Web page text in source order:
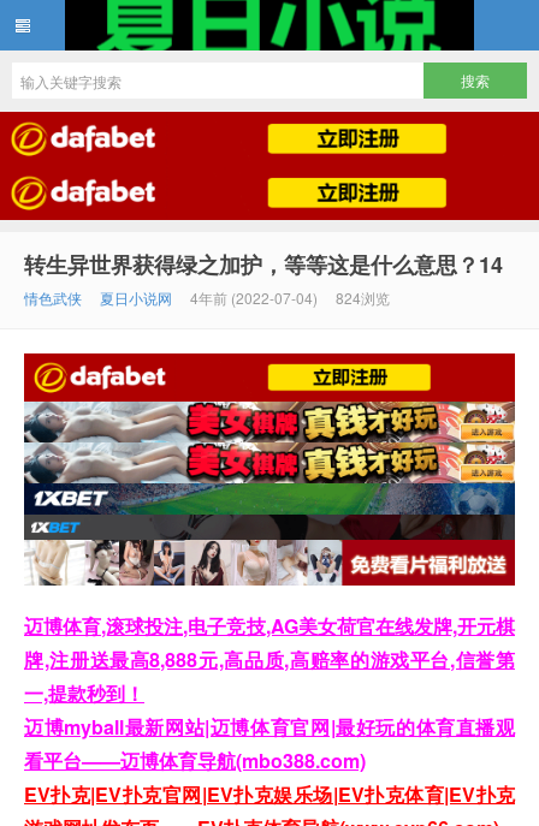
夏日小说
转生异世界获得绿之加护，等等这是什么意思？14
情色武侠 夏日小说网 4年前 (2022-07-04) 824浏览
迈博体育,滚球投注,电子竞技,AG美女荷官在线发牌,开元棋
牌,注册送最高8,888元,高品质,高赔率的游戏平台,信誉第
一,提款秒到！
迈博myball最新网站|迈博体育官网|最好玩的体育直播观
看平台——迈博体育导航(mbo388.com)
EV扑克|EV扑克官网|EV扑克娱乐场|EV扑克体育|EV扑克